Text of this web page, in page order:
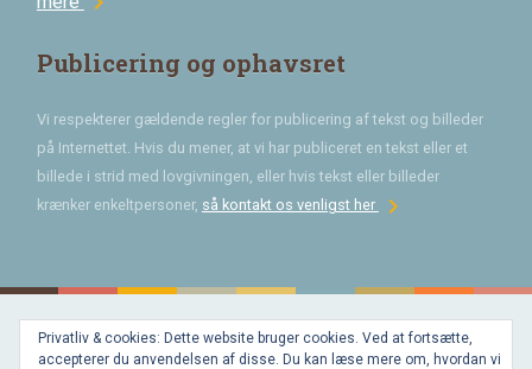
Publicering og ophavsret
Vi respekterer gældende regler for publicering af tekst og billeder
på Internettet. Hvis du mener, at vi har publiceret en tekst eller et
billede i strid med lovgivningen, eller hvis tekst eller billeder
krænker enkeltpersoner, så kontakt os venligst herchevron_right
Bygget med
WordPressog
Privatliv & cookies: Dette website bruger cookies. Ved at fortsætte,
accepterer du anvendelsen af disse. Du kan læse mere om, hvordan vi